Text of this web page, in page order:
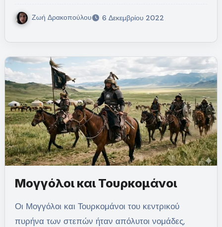
Ζωή Δρακοπούλου 6 Δεκεμβρίου 2022
Μογγόλοι και Τουρκομάνοι
Οι Μογγόλοι και Τουρκομάνοι του κεντρικού
πυρήνα των στεπών ήταν απόλυτοι νομάδες,